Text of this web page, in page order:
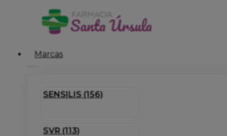
Marcas
SENSILIS (156)
SVR (113)